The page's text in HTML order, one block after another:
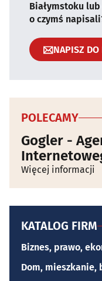
Białymstoku
o czymś
NAPISZ DO
POLECAMY
Gogler -
Więcej informacji
KATALOG FIRM
Biznes, prawo,
Dom, mieszkanie,